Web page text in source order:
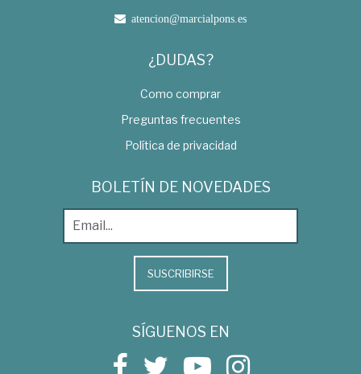
atencion@marcialpons.es
¿DUDAS?
Como comprar
Preguntas frecuentes
Política de privacidad
BOLETÍN DE NOVEDADES
SUSCRIBIRSE
SÍGUENOS EN